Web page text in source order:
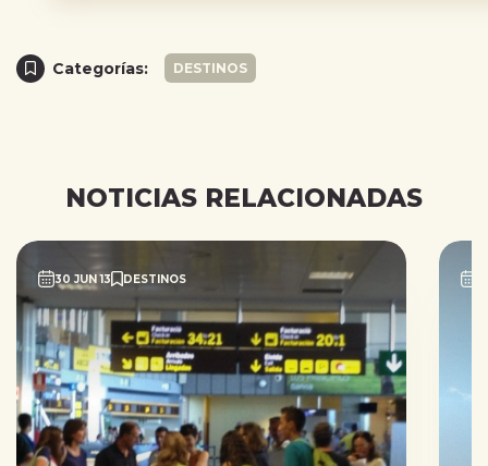
Categorías: DESTINOS
NOTICIAS RELACIONADAS
30 JUN 13 DESTINOS